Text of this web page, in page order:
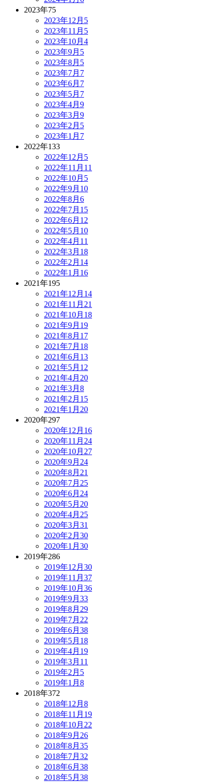
2023年75
2023年12月 5
2023年11月 5
2023年10月 4
2023年9月 5
2023年8月 5
2023年7月 7
2023年6月 7
2023年5月 7
2023年4月 9
2023年3月 9
2023年2月 5
2023年1月 7
2022年133
2022年12月 5
2022年11月 11
2022年10月 5
2022年9月 10
2022年8月 6
2022年7月 15
2022年6月 12
2022年5月 10
2022年4月 11
2022年3月 18
2022年2月 14
2022年1月 16
2021年195
2021年12月 14
2021年11月 21
2021年10月 18
2021年9月 19
2021年8月 17
2021年7月 18
2021年6月 13
2021年5月 12
2021年4月 20
2021年3月 8
2021年2月 15
2021年1月 20
2020年297
2020年12月 16
2020年11月 24
2020年10月 27
2020年9月 24
2020年8月 21
2020年7月 25
2020年6月 24
2020年5月 20
2020年4月 25
2020年3月 31
2020年2月 30
2020年1月 30
2019年286
2019年12月 30
2019年11月 37
2019年10月 36
2019年9月 33
2019年8月 29
2019年7月 22
2019年6月 38
2019年5月 18
2019年4月 19
2019年3月 11
2019年2月 5
2019年1月 8
2018年372
2018年12月 8
2018年11月 19
2018年10月 22
2018年9月 26
2018年8月 35
2018年7月 32
2018年6月 38
2018年5月 38